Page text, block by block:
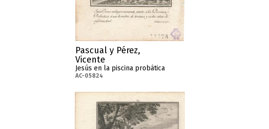
Pascual y Pérez,
Vicente
Jesús en la piscina probática
AC-05824